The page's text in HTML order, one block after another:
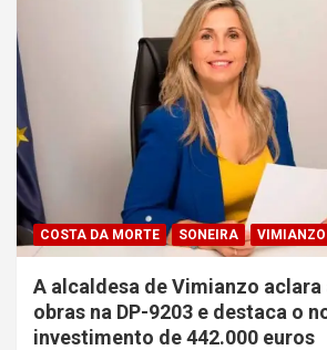
COSTA DA MORTE SONEIRA VIMIANZO
A alcaldesa de Vimianzo aclara
obras na DP-9203 e destaca o
investimento de 442.000 euros